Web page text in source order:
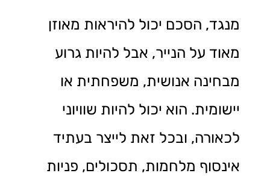
מנגד, הסכם יכול להיראות מאוזן
מאוד על הנייר, אבל להיות גרוע
מבחינה אנושית, משפחתית או
יישומית. הוא יכול להיות שוויוני
לכאורה, ובכל זאת לייצר בעתיד
אינסוף מלחמות, תסכולים, פניות